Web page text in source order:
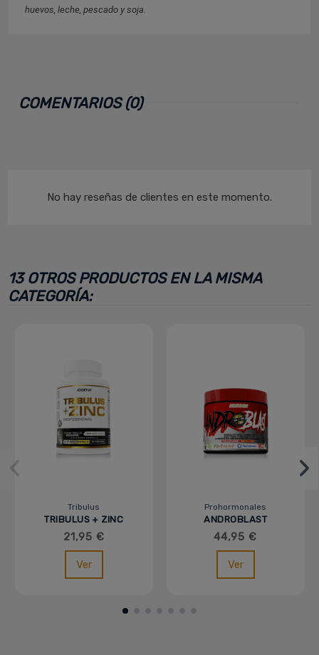
huevos, leche, pescado y soja.
COMENTARIOS (0)
No hay reseñas de clientes en este momento.
13 OTROS PRODUCTOS EN LA MISMA
CATEGORÍA:
Tribulus
TRIBULUS + ZINC
21,95 €
Ver
Prohormonales
ANDROBLAST
44,95 €
Ver